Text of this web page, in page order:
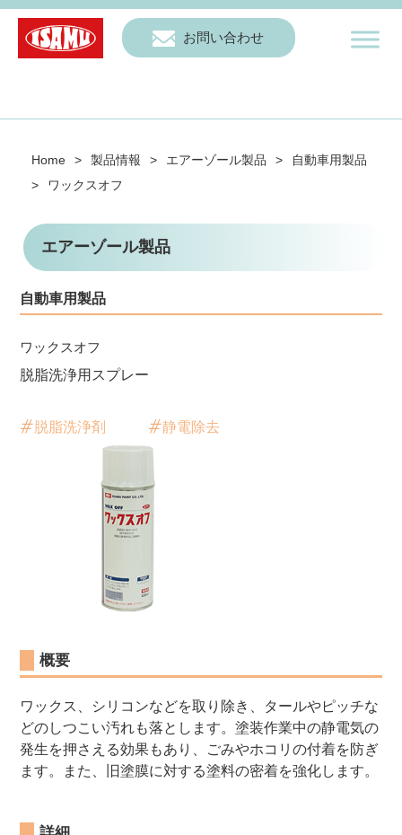
お問い合わせ
Home > 製品情報 > エアーゾール製品 >
自動車用製品
>
ワックスオフ
エアーゾール製品
自動車用製品
ワックスオフ
脱脂洗浄用スプレー
脱脂洗浄剤 静電除去
概要
ワックス、シリコンなどを取り除き、タールやピッチな
どのしつこい汚れも落とします。塗装作業中の静電気の
発生を押さえる効果もあり、ごみやホコリの付着を防ぎ
ます。また、旧塗膜に対する塗料の密着を強化します。